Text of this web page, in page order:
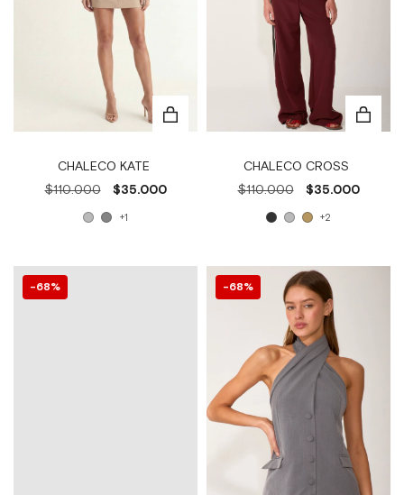
CHALECO KATE
$110.000
$35.000
+1
CHALECO CROSS
$110.000
$35.000
+2
68% 68%